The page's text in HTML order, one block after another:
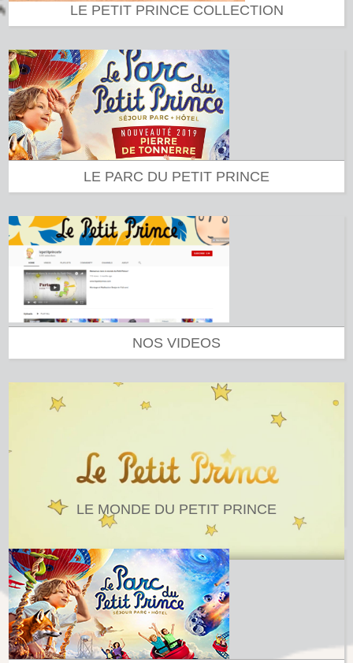
LE PETIT PRINCE COLLECTION
LE PARC DU PETIT PRINCE
NOS VIDEOS
LE MONDE DU PETIT PRINCE